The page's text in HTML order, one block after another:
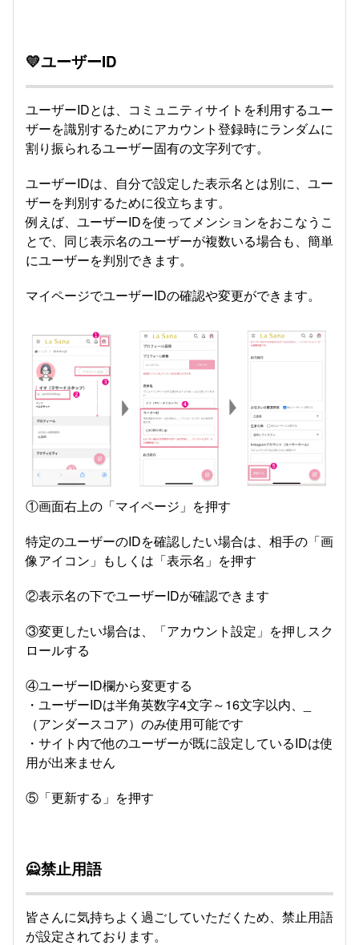
💛ユーザーID
ユーザーIDとは、コミュニティサイトを利用するユー
ザーを識別するためにアカウント登録時にランダムに
割り振られるユーザー固有の文字列です。
ユーザーIDは、自分で設定した表示名とは別に、ユー
ザーを判別するために役立ちます。
例えば、ユーザーIDを使ってメンションをおこなうこ
とで、同じ表示名のユーザーが複数いる場合も、簡単
にユーザーを判別できます。
マイページでユーザーIDの確認や変更ができます。
①画面右上の「マイページ」を押す
特定のユーザーのIDを確認したい場合は、相手の「画
像アイコン」もしくは「表示名」を押す
②表示名の下でユーザーIDが確認できます
③変更したい場合は、「アカウント設定」を押しスク
ロールする
④ユーザーID欄から変更する
・ユーザーIDは半角英数字4文字～16文字以内、_
（アンダースコア）のみ使用可能です
・サイト内で他のユーザーが既に設定しているIDは使
用が出来ません
⑤「更新する」を押す
🙅禁止用語
皆さんに気持ちよく過ごしていただくため、禁止用語
が設定されております。